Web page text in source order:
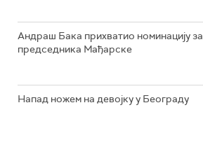
Андраш Бака прихватио номинацију за
председника Мађарске
Напад ножем на девојку у Београду